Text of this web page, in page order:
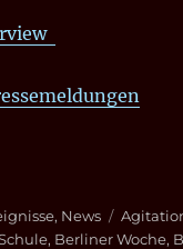
, News
, Berliner Woche,